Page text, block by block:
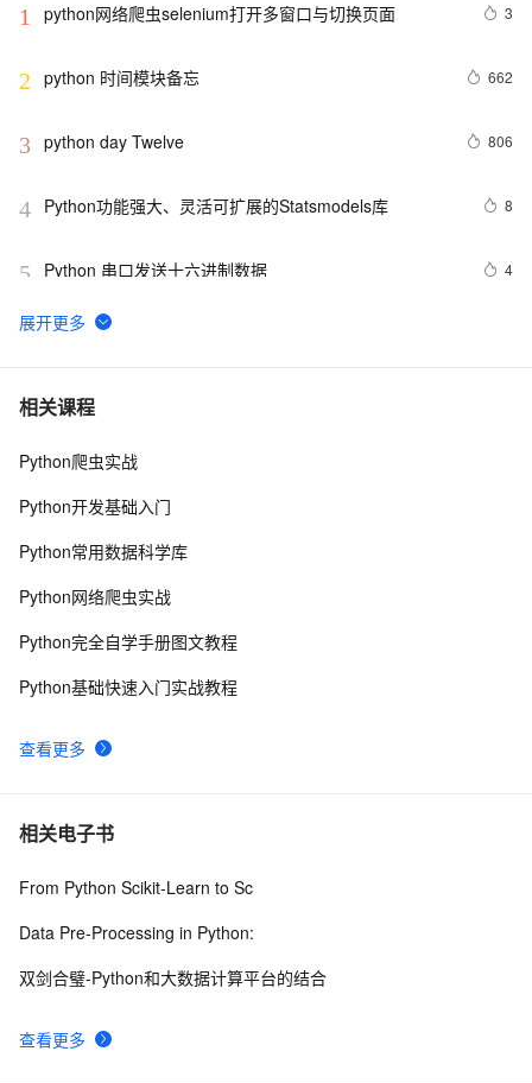
1 python网络爬虫selenium打开多窗口与切换页面 3
2 python 时间模块备忘 662
3 python day Twelve 806
4 Python功能强大、灵活可扩展的Statsmodels库 8
5 Python 串口发送十六进制数据 4
6 python join 和 split的常用使用方法
7 python 模块初始
8 python中使用and和or来实现其它语言中的?号表达式
10Python PIL远程命令执行漏洞复现(CVE-2017-8291
相关课程
查看更多
Python爬虫实战
Python开发基础入门
Python常用数据科学库
Python网络爬虫实战
Python完全自学手册图文教程
Python基础快速入门实战教程
相关电子书
查看更多
From Python Scikit-Learn to Sc
Data Pre-Processing in Python:
双剑合璧-Python和大数据计算平台的结合